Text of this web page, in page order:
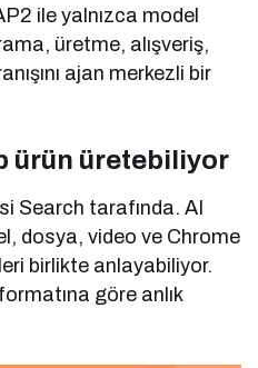
ile yalnızca model
üretme, alışveriş,
ajan merkezli bir
ürün üretebiliyor
Search tarafında. AI
dosya, video ve Chrome
birlikte anlayabiliyor.
göre anlık